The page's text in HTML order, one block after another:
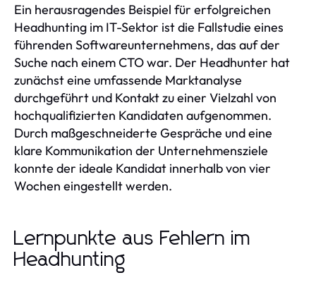
Ein herausragendes Beispiel für erfolgreichen
Headhunting im IT-Sektor ist die Fallstudie eines
führenden Softwareunternehmens, das auf der
Suche nach einem CTO war. Der Headhunter hat
zunächst eine umfassende Marktanalyse
durchgeführt und Kontakt zu einer Vielzahl von
hochqualifizierten Kandidaten aufgenommen.
Durch maßgeschneiderte Gespräche und eine
klare Kommunikation der Unternehmensziele
konnte der ideale Kandidat innerhalb von vier
Wochen eingestellt werden.
Lernpunkte aus Fehlern im
Headhunting